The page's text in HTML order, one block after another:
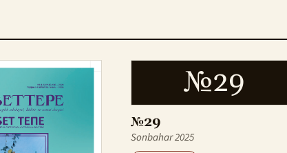
№29
№29
Sonbahar 2025